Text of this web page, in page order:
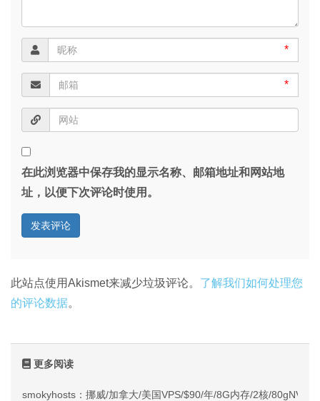
*
*
在此浏览器中保存我的显示名称、邮箱地址和网站地
址，以便下次评论时使用。
此站点使用Akismet来减少垃圾评论。 了解我们如何处理您
的评论数据。
更多阅读
smokyhosts：挪威/加拿大/美国VPS/$90/年/8G内存/2核/